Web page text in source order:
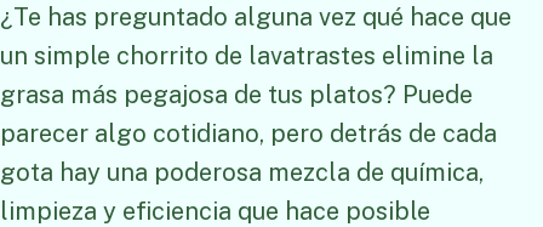
¿Te has preguntado alguna vez qué hace que
un simple chorrito de lavatrastes elimine la
grasa más pegajosa de tus platos? Puede
parecer algo cotidiano, pero detrás de cada
gota hay una poderosa mezcla de química,
limpieza y eficiencia que hace posible